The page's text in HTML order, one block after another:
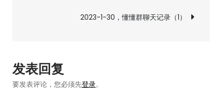
市
平
原
航
2023-1-30，懂懂群聊天记录（1）
发表回复
要发表评论，您必须先登录。